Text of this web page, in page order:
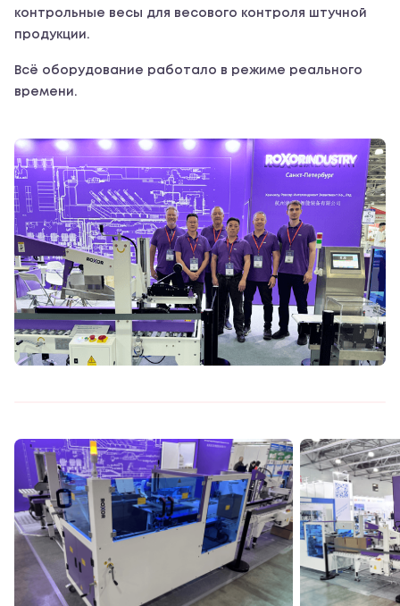
контрольные весы для весового контроля штучной
продукции.
Всё оборудование работало в режиме реального
времени.